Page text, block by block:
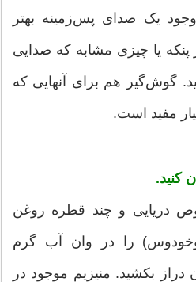
یک صدای پس‌زمینه بهتر
پنکه یا چیزی مشابه که صدایی
گوش‌گیر هم برای آنهایی که
مفید است.
دریایی و چند قطره روغن
را در وان آب گرم
آن دراز بکشید. منیزیم موجود در